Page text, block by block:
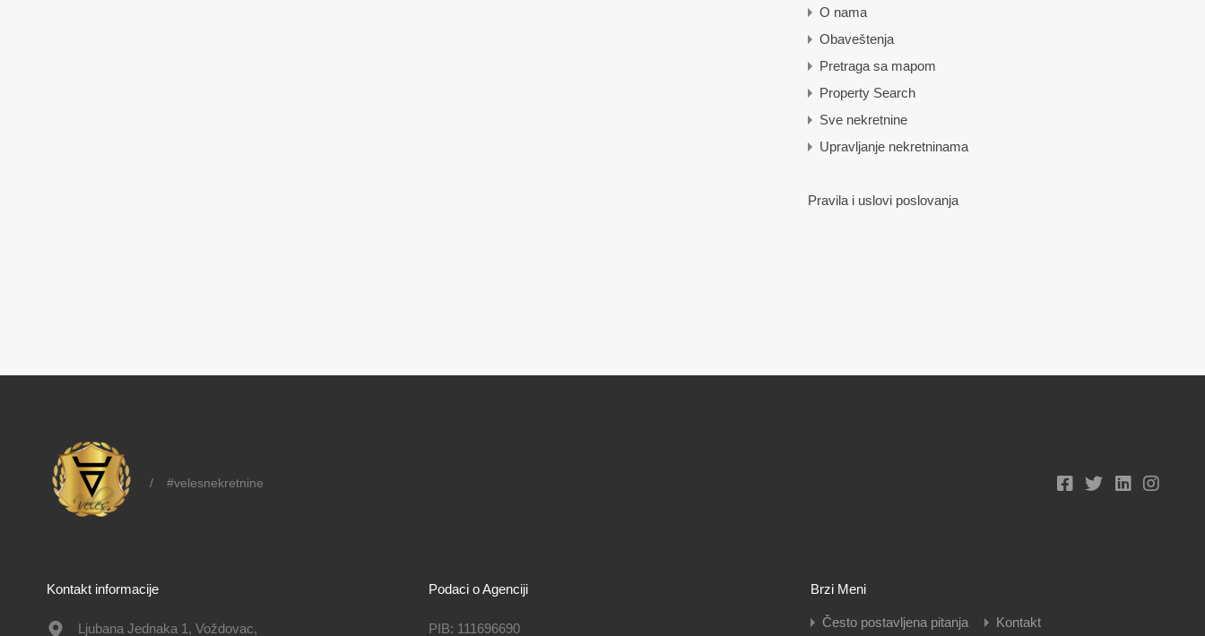
O nama
Obaveštenja
Pretraga sa mapom
Property Search
Sve nekretnine
Upravljanje nekretninama
Pravila i uslovi poslovanja
/ #velesnekretnine
Kontakt informacije
Ljubana Jednaka 1, Voždovac,
Podaci o Agenciji
PIB: 111696690
Brzi Meni
Često postavljena pitanja Kontakt